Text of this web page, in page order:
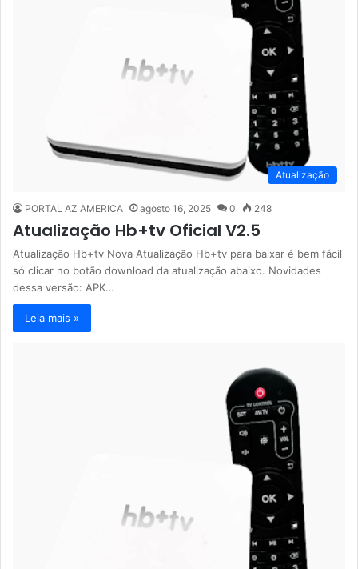
Atualização
PORTAL AZ AMERICA agosto 16, 2025 0 248
Atualização Hb+tv Oficial V2.5
Atualização Hb+tv Nova Atualização Hb+tv para baixar é bem fácil
só clicar no botão download da atualização abaixo. Novidades
dessa versão: APK…
Leia mais »